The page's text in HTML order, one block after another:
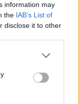
information may
the IAB’s List of
disclose it to other
paprasta